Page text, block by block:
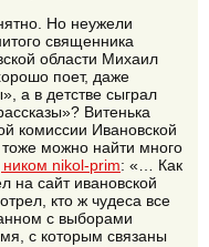
Но неужели
священника
области Михаил
поет, даже
а в детстве сыграл
Витенька
комиссии Ивановской
можно найти много
nikol-prim: «… Как
на сайт ивановской
кто ж чудеса все
с выборами
с которым связаны